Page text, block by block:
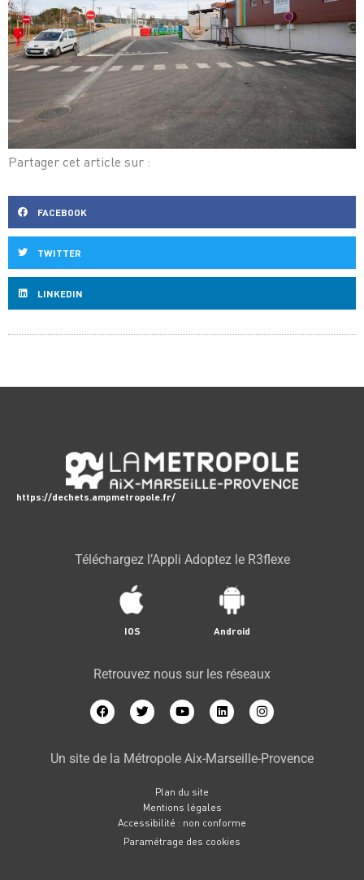
Partager cet article sur :
FACEBOOK
TWITTER
LINKEDIN
https://dechets.ampmetropole.fr/
Téléchargez l’Appli Adoptez le R3flexe
IOS Android
Retrouvez nous sur les réseaux
Un site de la Métropole Aix-Marseille-Provence
Plan du site
Mentions légales
Accessibilité : non conforme
Paramétrage des cookies